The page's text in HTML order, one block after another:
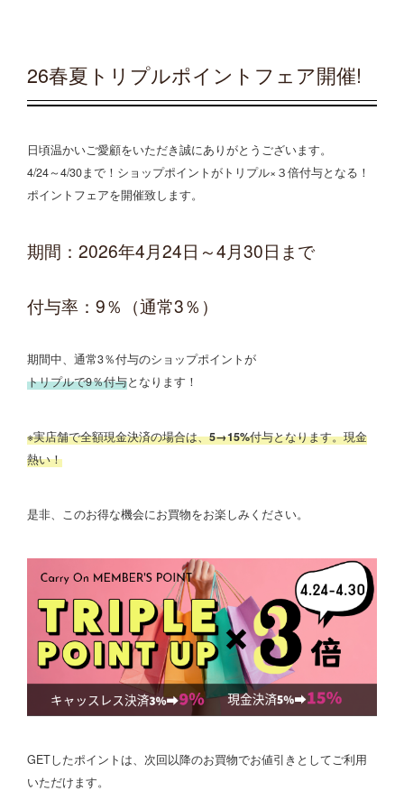
26春夏トリプルポイントフェア開催!
日頃温かいご愛顧をいただき誠にありがとうございます。
4/24～4/30まで！ショップポイントがトリプル×３倍付与となる！
ポイントフェアを開催致します。
期間：2026年4月24日～4月30日まで
付与率：9％（通常3％）
期間中、通常3％付与のショップポイントが
トリプルで9％付与となります！
※実店舗で全額現金決済の場合は、5→15%付与となります。現金
熱い！
是非、このお得な機会にお買物をお楽しみください。
GETしたポイントは、次回以降のお買物でお値引きとしてご利用
いただけます。